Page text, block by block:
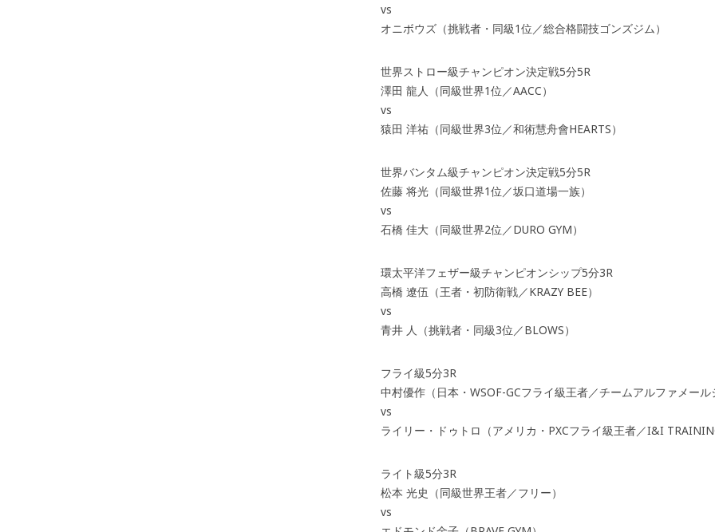
vs
オニボウズ（挑戦者・同級1位／総合格闘技ゴンズジム）
世界ストロー級チャンピオン決定戦5分5R
澤田 龍人（同級世界1位／AACC）
vs
猿田 洋祐（同級世界3位／和術慧舟會HEARTS）
世界バンタム級チャンピオン決定戦5分5R
佐藤 将光（同級世界1位／坂口道場一族）
vs
石橋 佳大（同級世界2位／DURO GYM）
環太平洋フェザー級チャンピオンシップ5分3R
高橋 遼伍（王者・初防衛戦／KRAZY BEE）
vs
青井 人（挑戦者・同級3位／BLOWS）
フライ級5分3R
中村優作（日本・WSOF-GCフライ級王者／チームアルファメール
vs
ライリー・ドゥトロ（アメリカ・PXCフライ級王者／I&I
ライト級5分3R
松本 光史（同級世界王者／フリー）
vs